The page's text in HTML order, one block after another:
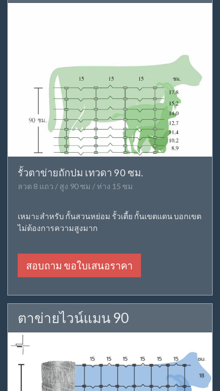
รั้วตาข่ายถักปม เทวดา 90 ซม.
ลวด 8 แถว / สูง 90 ซม / ห่าง 15 ซม
เหมาะสำหรับ กั้นสวนหย่อม รั้วเตี้ย กั้นเขตแดน บอกเขต
ไม่ต้องการความสูงมาก
สอบถาม ขอใบเสนอราคา
ตาข่ายไวน์แมน 90